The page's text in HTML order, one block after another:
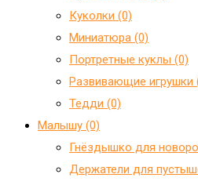
Куколки (0)
Миниатюра (0)
Портретные куклы (0)
Развивающие игрушки
Тедди (0)
Малышу (0)
Гнёздышко для
Держатели для